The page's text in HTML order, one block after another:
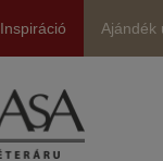
Inspiráció Ajándék